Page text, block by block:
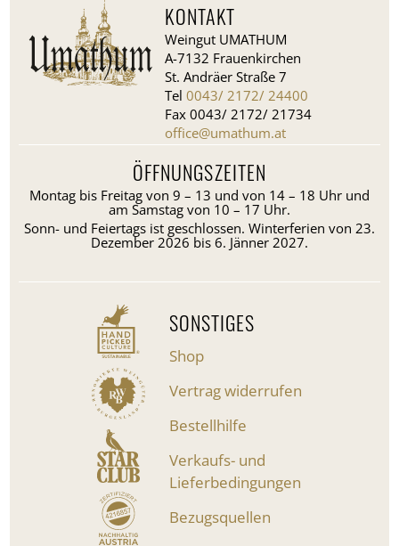
KONTAKT
Weingut UMATHUM
A-7132 Frauenkirchen
St. Andräer Straße 7
Tel0043/ 2172/ 24400
Fax 0043/ 2172/ 21734
office@umathum.at
ÖFFNUNGSZEITEN
Montag bis Freitag von 9 – 13 und von 14 – 18 Uhr und
am Samstag von 10 – 17 Uhr.
Sonn- und Feiertags ist geschlossen. Winterferien von 23.
Dezember 2026 bis 6. Jänner 2027.
SONSTIGES
Shop
Vertrag widerrufen
Bestellhilfe
Verkaufs- und
Lieferbedingungen
Bezugsquellen